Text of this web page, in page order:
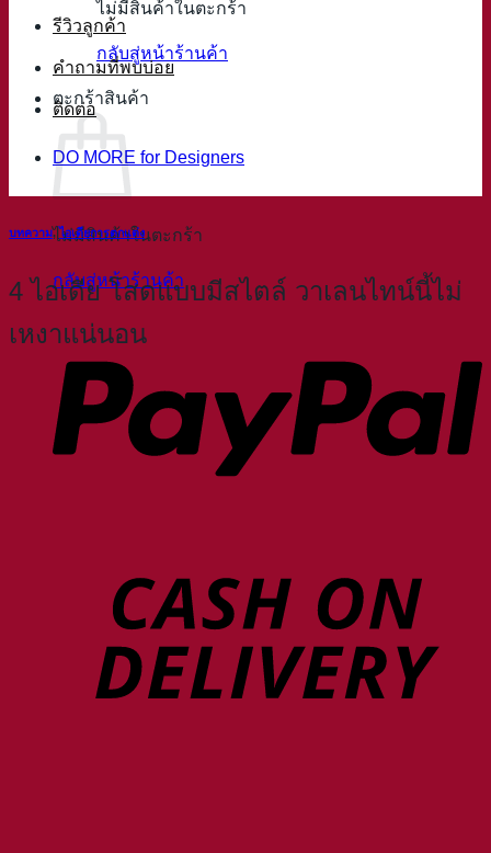
ไม่มีสินค้าในตะกร้า
กลับสู่หน้าร้านค้า
ตะกร้าสินค้า
ไม่มีสินค้าในตะกร้า
กลับสู่หน้าร้านค้า
รีวิวลูกค้า
คำถามที่พบบ่อย
ติดต่อ
DO MORE for Designers
บทความ,ไอเดียการตกแต่ง
4 ไอเดีย โสดแบบมีสไตล์ วาเลนไทน์นี้ไม่
เหงาแน่นอน